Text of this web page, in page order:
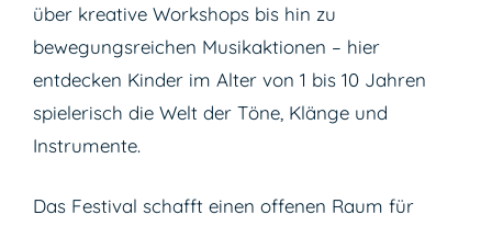
über kreative Workshops bis hin zu
bewegungsreichen Musikaktionen – hier
entdecken Kinder im Alter von 1 bis 10 Jahren
spielerisch die Welt der Töne, Klänge und
Instrumente.
Das Festival schafft einen offenen Raum für